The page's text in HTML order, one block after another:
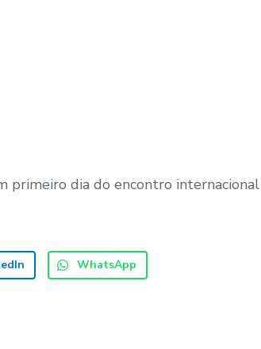
primeiro dia do encontro
WhatsApp